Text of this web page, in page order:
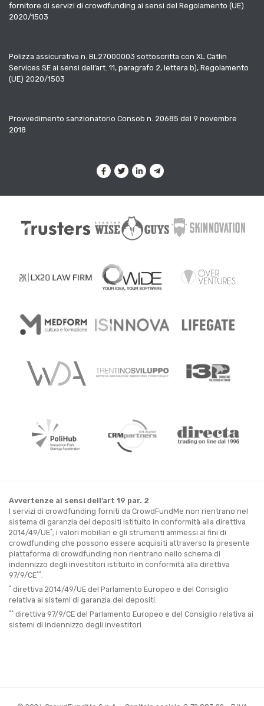
fornitore di servizi di crowdfunding ai sensi del Regolamento (UE)
2020/1503
Polizza assicurativa n. BL27000003 sottoscritta con XL Catlin
Services SE ai sensi dell’art. 11, paragrafo 2, lettera b), Regolamento
(UE) 2020/1503
Provvedimento sanzionatorio Consob n. 20685 del 9 novembre
2018
Avvertenze ai sensi dell’art 19 par. 2
I servizi di crowdfunding forniti da CrowdFundMe non rientrano nel
sistema di garanzia dei depositi istituito in conformità alla direttiva
2014/49/UE*; i valori mobiliari e gli strumenti ammessi ai fini di
crowdfunding che possono essere acquisiti attraverso la presente
piattaforma di crowdfunding non rientrano nello schema di
indennizzo degli investitori istituito in conformità alla direttiva
97/9/CE**.
* direttiva 2014/49/UE del Parlamento Europeo e del Consiglio
relativa ai sistemi di garanzia dei depositi.
** direttiva 97/9/CE del Parlamento Europeo e del Consiglio relativa ai
sistemi di indennizzo degli investitori.